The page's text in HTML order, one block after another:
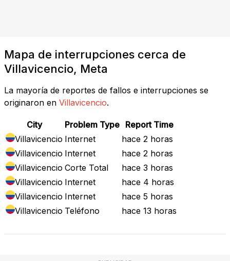
Mapa de interrupciones cerca de
Villavicencio, Meta
La mayoría de reportes de fallos e interrupciones se
originaron en Villavicencio.
City Problem Type Report Time
Villavicencio Internet
hace 2 horas
Villavicencio Internet
hace 2 horas
Villavicencio Corte Total
hace 3 horas
Villavicencio Internet
hace 4 horas
Villavicencio Internet
hace 5 horas
Villavicencio Teléfono hace 13 horas